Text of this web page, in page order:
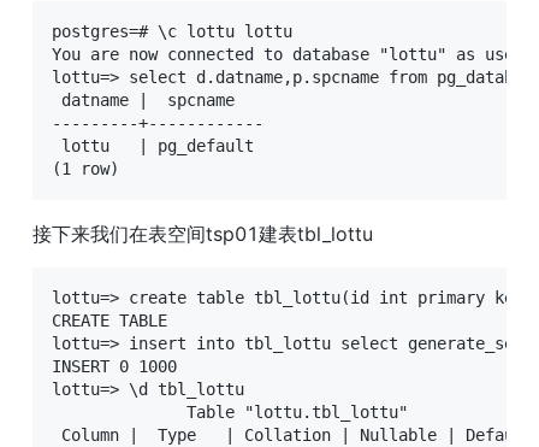
postgres=# \c lottu lottu
You are now connected to database "lottu" as
lottu=> select d.datname,p.spcname from
datname |  spcname
---------+------------
lottu   | pg_default
(1 row)
接下来我们在表空间tsp01建表tbl_lottu
lottu=> create table tbl_lottu(id int primary key,
CREATE TABLE
lottu=> insert into tbl_lottu select
INSERT 0 1000
lottu=> \d tbl_lottu
              Table "lottu.tbl_lottu"
Column |  Type   | Collation | Nullable |